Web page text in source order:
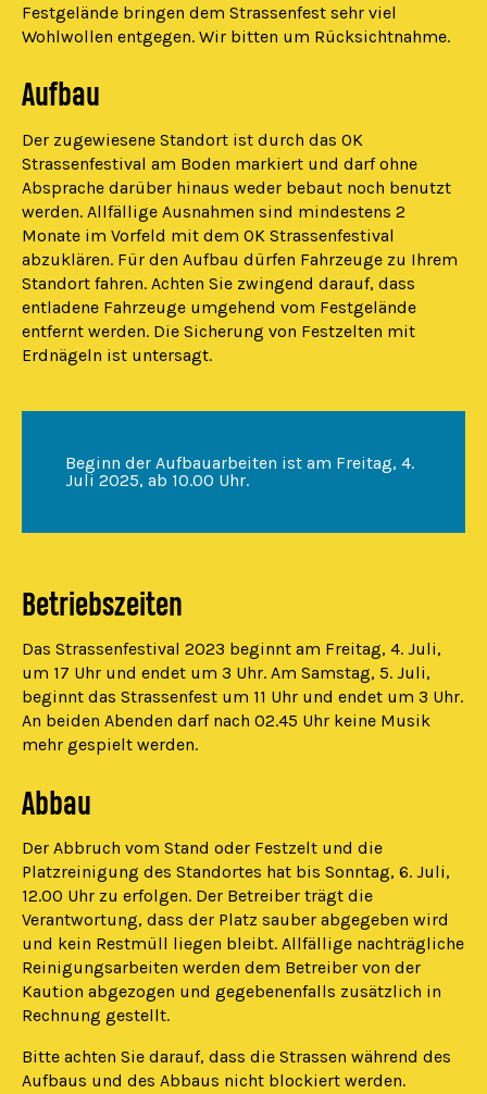
Festgelände bringen dem Strassenfest sehr viel
Wohlwollen entgegen. Wir bitten um Rücksichtnahme.
Aufbau
Der zugewiesene Standort ist durch das OK
Strassenfestival am Boden markiert und darf ohne
Absprache darüber hinaus weder bebaut noch benutzt
werden. Allfällige Ausnahmen sind mindestens 2
Monate im Vorfeld mit dem OK Strassenfestival
abzuklären. Für den Aufbau dürfen Fahrzeuge zu Ihrem
Standort fahren. Achten Sie zwingend darauf, dass
entladene Fahrzeuge umgehend vom Festgelände
entfernt werden. Die Sicherung von Festzelten mit
Erdnägeln ist untersagt.
Beginn der Aufbauarbeiten ist am Freitag, 4.
Juli 2025, ab 10.00 Uhr.
Betriebszeiten
Das Strassenfestival 2023 beginnt am Freitag, 4. Juli,
um 17 Uhr und endet um 3 Uhr. Am Samstag, 5. Juli,
beginnt das Strassenfest um 11 Uhr und endet um 3 Uhr.
An beiden Abenden darf nach 02.45 Uhr keine Musik
mehr gespielt werden.
Abbau
Der Abbruch vom Stand oder Festzelt und die
Platzreinigung des Standortes hat bis Sonntag, 6. Juli,
12.00 Uhr zu erfolgen. Der Betreiber trägt die
Verantwortung, dass der Platz sauber abgegeben wird
und kein Restmüll liegen bleibt. Allfällige nachträgliche
Reinigungsarbeiten werden dem Betreiber von der
Kaution abgezogen und gegebenenfalls zusätzlich in
Rechnung gestellt.
Bitte achten Sie darauf, dass die Strassen während des
Aufbaus und des Abbaus nicht blockiert werden.